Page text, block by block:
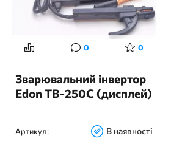
0 0
Зварювальний інвертор
Edon ТВ-250C (дисплей)
Артикул: В наявності